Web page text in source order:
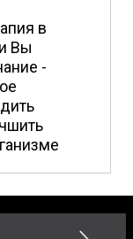
в
Вы
-